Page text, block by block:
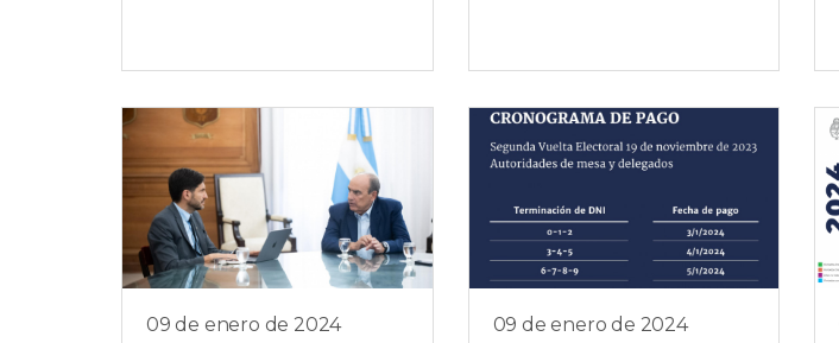
09 de enero de 2024 09 de enero de 2024